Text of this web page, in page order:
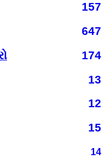
157
647
174
13
12
15
14